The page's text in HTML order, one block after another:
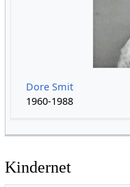
Dore Smit
1960-1988
Kindernet